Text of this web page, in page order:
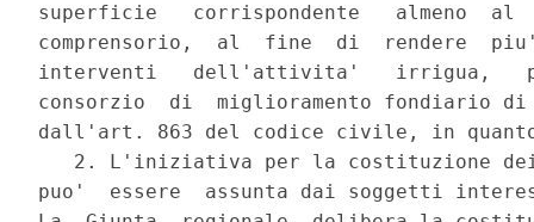
superficie   corrispondente   almeno
comprensorio,  al  fine  di  rendere
interventi   dell'attivita'   irrigua,
consorzio  di  miglioramento fondiario di
dall'art. 863 del codice civile, in
2. L'iniziativa per la costituzione
puo'  essere  assunta dai soggetti